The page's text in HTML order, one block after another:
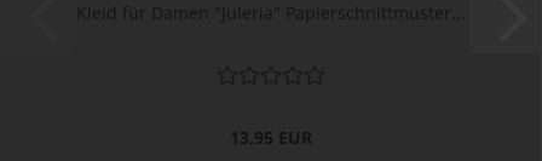
Kleid für Damen "Juleria" Papierschnittmuster...
13,95 EUR